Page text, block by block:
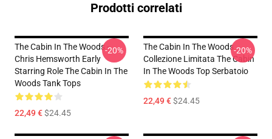
Prodotti correlati
The Cabin In The Woods -
Chris Hemsworth Early
Starring Role The Cabin In The
Woods Tank Tops
22,49 €$24.45
-20%
The Cabin In The Woods
Collezione Limitata The Cabin
In The Woods Top Serbatoio
22,49 €$24.45
-20%